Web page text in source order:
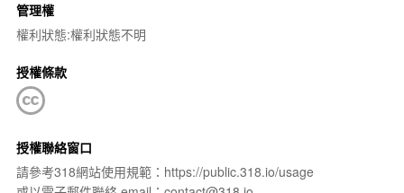
管理權
權利狀態:權利狀態不明
授權條款
授權聯絡窗口
請參考318網站使用規範：https://public.318.io/usage